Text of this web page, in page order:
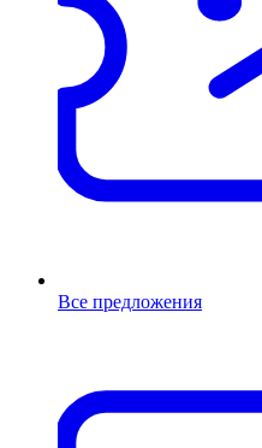
Все предложения